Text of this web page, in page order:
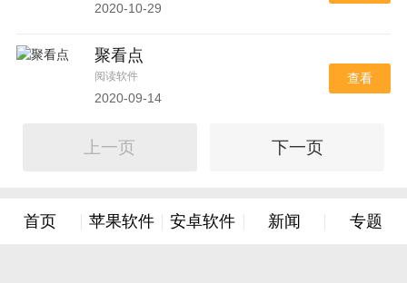
2020-10-29
聚看点
阅读软件
2020-09-14
查看
上一页 下一页
首页 苹果软件 安卓软件 新闻 专题